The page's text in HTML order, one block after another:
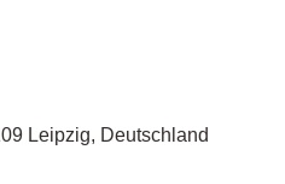
Leipzig, Deutschland